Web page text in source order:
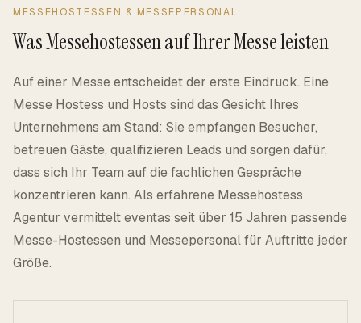
MESSEHOSTESSEN & MESSEPERSONAL
Was Messehostessen auf Ihrer Messe leisten
Auf einer Messe entscheidet der erste Eindruck. Eine
Messe Hostess und Hosts sind das Gesicht Ihres
Unternehmens am Stand: Sie empfangen Besucher,
betreuen Gäste, qualifizieren Leads und sorgen dafür,
dass sich Ihr Team auf die fachlichen Gespräche
konzentrieren kann. Als erfahrene Messehostess
Agentur vermittelt eventas seit über 15 Jahren passende
Messe-Hostessen und Messepersonal für Auftritte jeder
Größe.